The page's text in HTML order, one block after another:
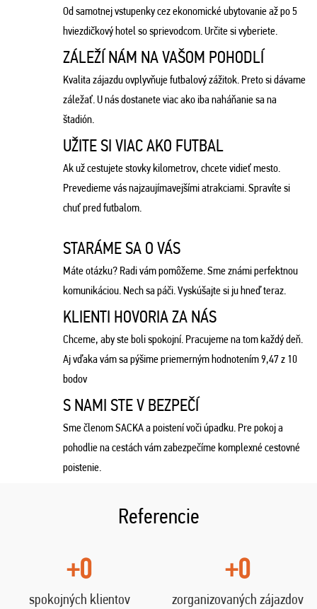
Od samotnej vstupenky cez ekonomické ubytovanie až po 5
hviezdičkový hotel so sprievodcom. Určite si vyberiete.
ZÁLEŽÍ NÁM NA VAŠOM POHODLÍ
Kvalita zájazdu ovplyvňuje futbalový zážitok. Preto si dávame
záležať. U nás dostanete viac ako iba naháňanie sa na
štadión.
UŽITE SI VIAC AKO FUTBAL
Ak už cestujete stovky kilometrov, chcete vidieť mesto.
Prevedieme vás najzaujímavejšími atrakciami. Spravíte si
chuť pred futbalom.
STARÁME SA O VÁS
Máte otázku? Radi vám pomôžeme. Sme známi perfektnou
komunikáciou. Nech sa páči. Vyskúšajte si ju hneď teraz.
KLIENTI HOVORIA ZA NÁS
Chceme, aby ste boli spokojní. Pracujeme na tom každý deň.
Aj vďaka vám sa pýšime priemerným hodnotením 9,47 z 10
bodov
S NAMI STE V BEZPEČÍ
Sme členom SACKA a poistení voči úpadku. Pre pokoj a
pohodlie na cestách vám zabezpečíme komplexné cestovné
poistenie.
Referencie
+0
spokojných klientov
+0
zorganizovaných zájazdov